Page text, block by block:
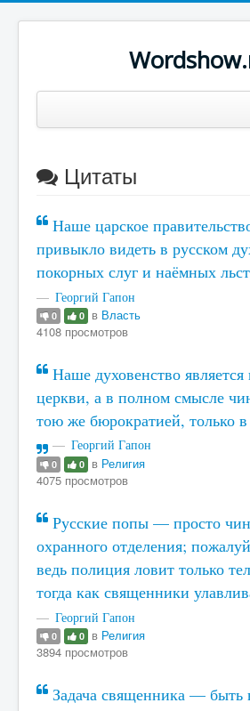
Популярные цитаты
Поиск
Цитаты
Наше царское
привыкло видеть в русском
покорных слуг и наёмных
Георгий Гапон
0 0 в Власть
4108 просмотров
Наше духовенство
церкви, а в полном смысле
тою же бюрократией, только
Георгий Гапон
0 0 в Религия
4075 просмотров
Русские попы — просто
охранного отделения;
ведь полиция ловит только
тогда как священники
Георгий Гапон
0 0 в Религия
3894 просмотров
Задача священника — быть